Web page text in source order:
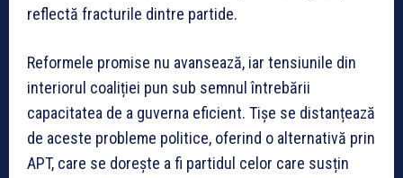
reflectă fracturile dintre partide.
Reformele promise nu avansează, iar tensiunile din
interiorul coaliției pun sub semnul întrebării
capacitatea de a guverna eficient. Tișe se distanțează
de aceste probleme politice, oferind o alternativă prin
APT, care se dorește a fi partidul celor care susțin